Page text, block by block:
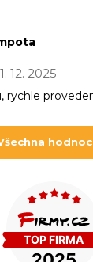
12. 2025
rychle